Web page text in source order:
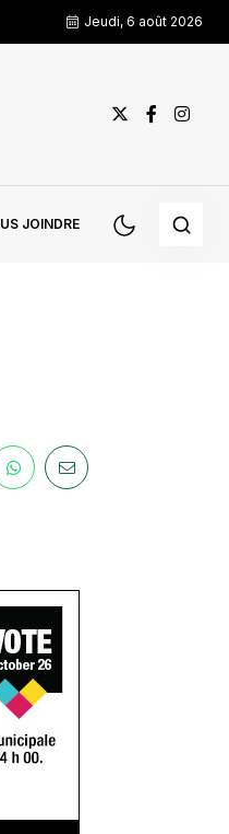
Jeudi, 6 août 2026
JOINDRE